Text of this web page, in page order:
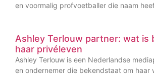
en voormalig profvoetballer die naam
Ashley Terlouw partner: wat is
haar privéleven
Ashley Terlouw is een Nederlandse
en ondernemer die bekendstaat om haar